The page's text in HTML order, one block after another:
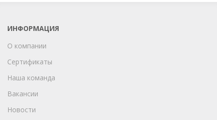
ИНФОРМАЦИЯ
О компании
Сертификаты
Наша команда
Вакансии
Новости